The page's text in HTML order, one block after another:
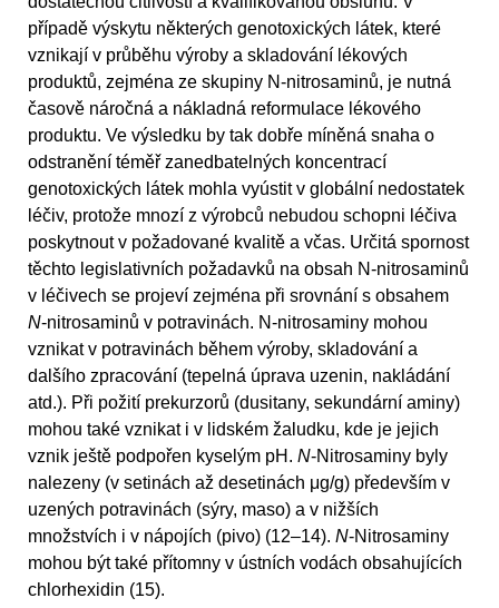
případě výskytu některých genotoxických látek, které
vznikají v průběhu výroby a skladování lékových
produktů, zejména ze skupiny N-nitrosaminů, je nutná
časově náročná a nákladná reformulace lékového
produktu. Ve výsledku by tak dobře míněná snaha o
odstranění téměř zanedbatelných koncentrací
genotoxických látek mohla vyústit v globální nedostatek
léčiv, protože mnozí z výrobců nebudou schopni léčiva
poskytnout v požadované kvalitě a včas. Určitá spornost
těchto legislativních požadavků na obsah N-nitrosaminů
v léčivech se projeví zejména při srovnání s obsahem
N-nitrosaminů v potravinách. N-nitrosaminy mohou
vznikat v potravinách během výroby, skladování a
dalšího zpracování (tepelná úprava uzenin, nakládání
atd.). Při požití prekurzorů (dusitany, sekundární aminy)
mohou také vznikat i v lidském žaludku, kde je jejich
vznik ještě podpořen kyselým pH. N-Nitrosaminy byly
nalezeny (v setinách až desetinách μg/g) především v
uzených potravinách (sýry, maso) a v nižších
množstvích i v nápojích (pivo) (12–14). N-Nitrosaminy
mohou být také přítomny v ústních vodách obsahujících
chlorhexidin (15).